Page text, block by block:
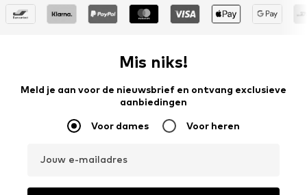
Mis niks!
Meld je aan voor de nieuwsbrief en ontvang exclusieve
aanbiedingen
Voor dames Voor heren
Jouw e-mailadres